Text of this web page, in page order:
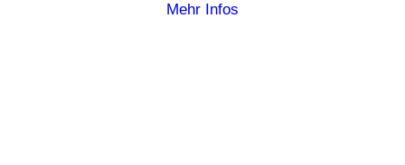
Mehr Infos